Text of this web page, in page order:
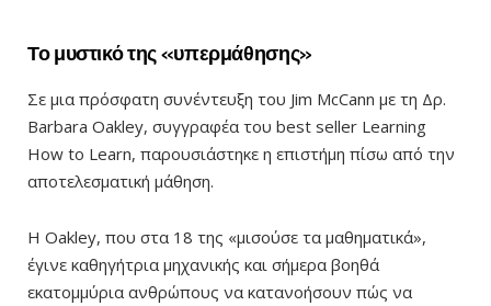
Το μυστικό της «υπερμάθησης»
Σε μια πρόσφατη συνέντευξη του Jim McCann με τη Δρ.
Barbara Oakley, συγγραφέα του best seller Learning
How to Learn, παρουσιάστηκε η επιστήμη πίσω από την
αποτελεσματική μάθηση.
Η Oakley, που στα 18 της «μισούσε τα μαθηματικά»,
έγινε καθηγήτρια μηχανικής και σήμερα βοηθά
εκατομμύρια ανθρώπους να κατανοήσουν πώς να